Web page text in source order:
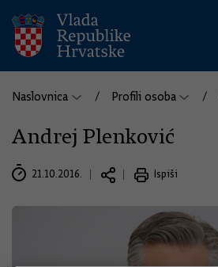
Naslovnica Profili osoba
Andrej Plenković
21.10.2016. Ispiši